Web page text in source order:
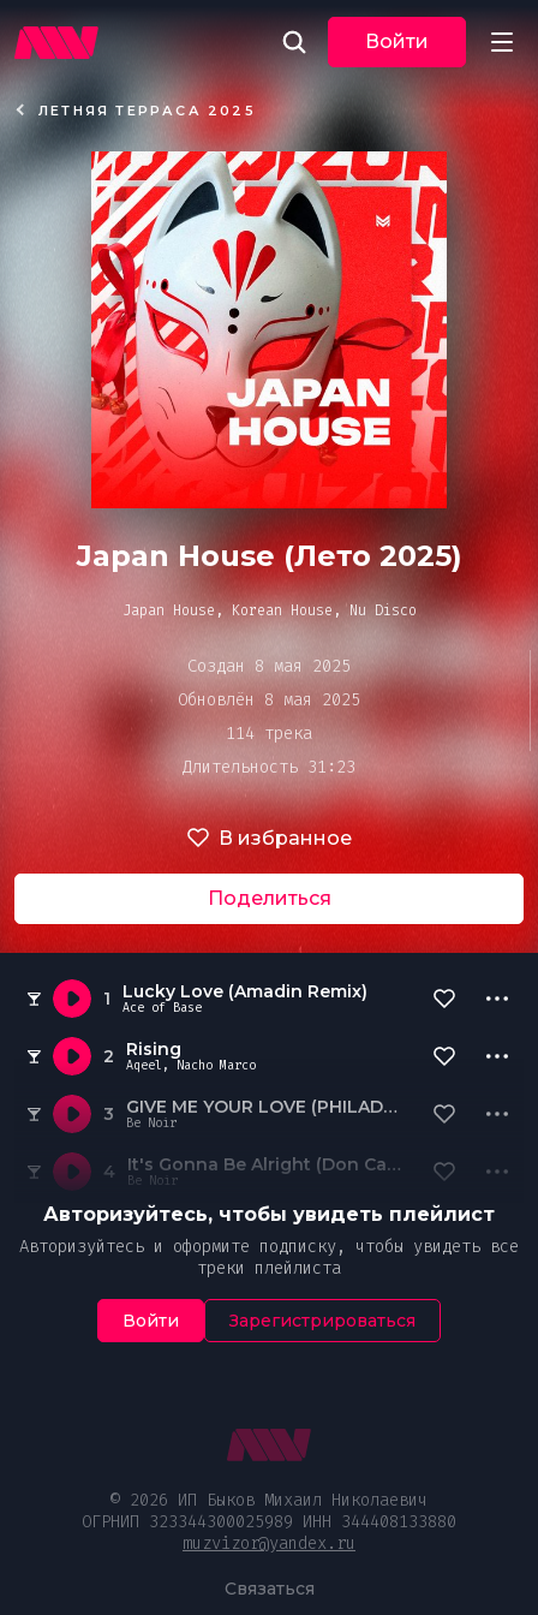
Новости
Музыка
По трекам
По жанрам
Плейлисты
Event
Bar&Club
Mainstage
Эдиторы
Чарты
DJ BATTLE
Войти
ЛЕТНЯЯ ТЕРРАСА 2025
Japan House (Лето 2025)
Japan House, Korean House, Nu Disco
Создан 8 мая 2025
Обновлён 8 мая 2025
114 трека
Длительность 31:23
В избранное
Поделиться
1 Lucky Love (Amadin Remix)
Ace of Base
2 Rising
Aqeel, Nacho Marco
3 GIVE ME YOUR LOVE (PHILADELPHIA MIX)
Be Noir
4 It's Gonna Be Alright (Don Carlos Rimini 4 00 AM Remix)
Be Noir
Авторизуйтесь, чтобы увидеть плейлист
Авторизуйтесь и оформите подписку, чтобы увидеть все
треки плейлиста
Войти Зарегистрироваться
воспроизведения
© 2026 ИП Быков Михаил Николаевич
ОГРНИП 323344300025989 ИНН 344408133880
muzvizor@yandex.ru
Связаться